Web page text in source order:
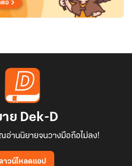
ย Dek-D
อ่านนิยายจนวางมือถือไม่ลง!
าวน์โหลดแอป